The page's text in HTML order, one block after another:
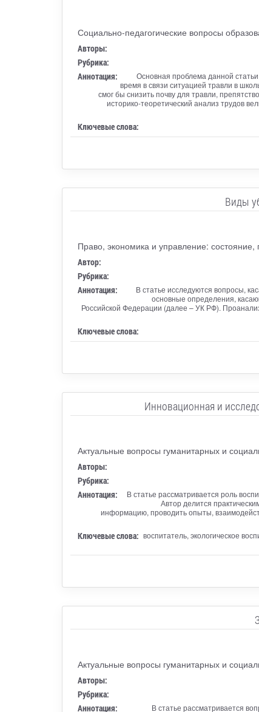
Социально-педагогические вопросы
Авторы:
Рубрика:
Аннотация:
Основная проблема данной
время в связи ситуацией травли в
смог бы снизить почву для травли,
историко-теоретический анализ трудов
Ключевые слова:
Виды
Право, экономика и управление:
Автор:
Рубрика:
Аннотация:
В статье исследуются вопросы,
основные определения,
Российской Федерации (далее – УК РФ).
Ключевые слова:
Инновационная и
Актуальные вопросы гуманитарных и
Авторы:
Рубрика:
Аннотация:
В статье рассматривается роль
Автор делится
информацию, проводить опыты,
Ключевые слова: воспитатель, экологическое
Актуальные вопросы гуманитарных и
Авторы:
Рубрика:
Аннотация:
В статье рассматривается